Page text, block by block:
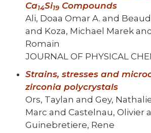
Ca14Si19 Compounds
Ali, Doaa Omar A. and
and Koza, Michael Marek
Romain
JOURNAL OF PHYSICAL
Strains, stresses and
zirconia polycrystals
Ors, Taylan and Gey,
Marc and Castelnau, Olivier
Guinebretiere, Rene